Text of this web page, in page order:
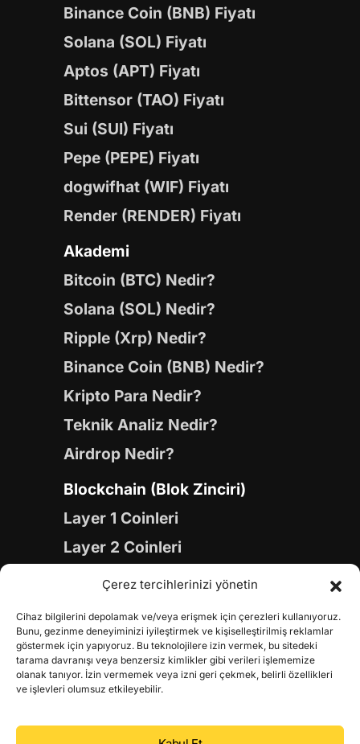
Çerez tercihlerinizi yönetin
Cihaz bilgilerini depolamak ve/veya erişmek için çerezleri kullanıyoruz.
Bunu, gezinme deneyiminizi iyileştirmek ve kişiselleştirilmiş reklamlar
göstermek için yapıyoruz. Bu teknolojilere izin vermek, bu sitedeki
tarama davranışı veya benzersiz kimlikler gibi verileri işlememize
olanak tanıyor. İzin vermemek veya izni geri çekmek, belirli özellikleri
ve işlevleri olumsuz etkileyebilir.
Binance Coin (BNB) Fiyatı
Solana (SOL) Fiyatı
Aptos (APT) Fiyatı
Bittensor (TAO) Fiyatı
Sui (SUI) Fiyatı
Pepe (PEPE) Fiyatı
dogwifhat (WIF) Fiyatı
Render (RENDER) Fiyatı
Akademi
Bitcoin (BTC) Nedir?
Solana (SOL) Nedir?
Ripple (Xrp) Nedir?
Binance Coin (BNB) Nedir?
Kripto Para Nedir?
Teknik Analiz Nedir?
Airdrop Nedir?
Blockchain (Blok Zinciri)
Layer 1 Coinleri
Layer 2 Coinleri
Yapay Zeka (AI) Coinleri
Gaming Coinleri
RWA Coinleri
DeFi Coinleri
DePIN Coinleri